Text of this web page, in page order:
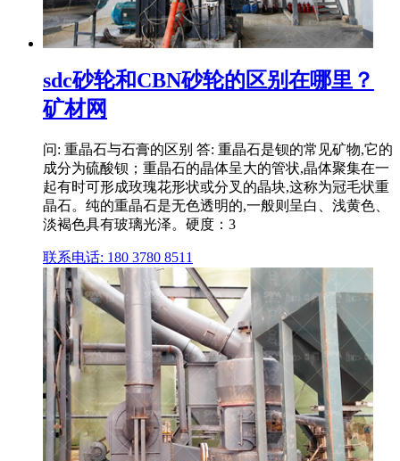
sdc砂轮和CBN砂轮的区别在哪里？
矿材网
问: 重晶石与石膏的区别 答: 重晶石是钡的常见矿物,它的
成分为硫酸钡；重晶石的晶体呈大的管状,晶体聚集在一
起有时可形成玫瑰花形状或分叉的晶块,这称为冠毛状重
晶石。纯的重晶石是无色透明的,一般则呈白、浅黄色、
淡褐色具有玻璃光泽。硬度：3
联系电话: 180 3780 8511